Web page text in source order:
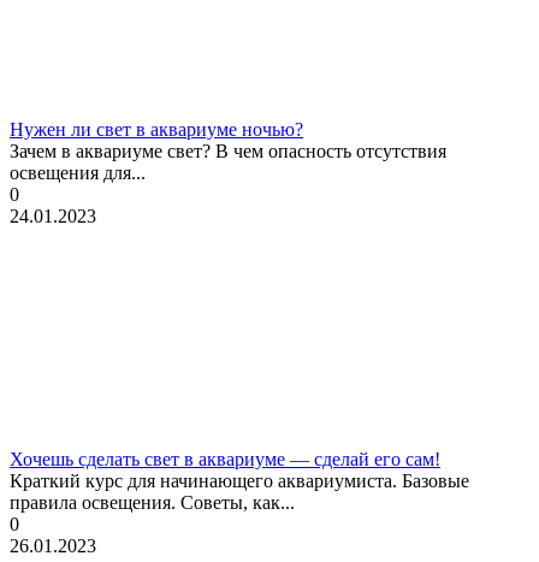
Нужен ли свет в аквариуме ночью?
Зачем в аквариуме свет? В чем опасность отсутствия
освещения для...
0
24.01.2023
Хочешь сделать свет в аквариуме — сделай его сам!
Краткий курс для начинающего аквариумиста. Базовые
правила освещения. Советы, как...
0
26.01.2023